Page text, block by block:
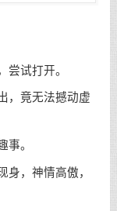
尝试打开。
，竟无法撼动虚
事。
身，神情高傲，